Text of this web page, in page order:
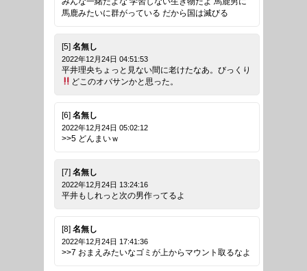
馬鹿みたいに群がっている だから国は滅びる
[5] 名無し
2022年12月24日 04:51:53
平井理央ちょっと見ない間に老けたなあ。びっくり
どこのオバサンかと思った。
[6] 名無し
2022年12月24日 05:02:12
>>5 どんまいｗ
[7] 名無し
2022年12月24日 13:24:16
平井もしれっと次の男作ってるよ
[8] 名無し
2022年12月24日 17:41:36
>>7 おまえみたいなゴミが上からマウント取るなよ